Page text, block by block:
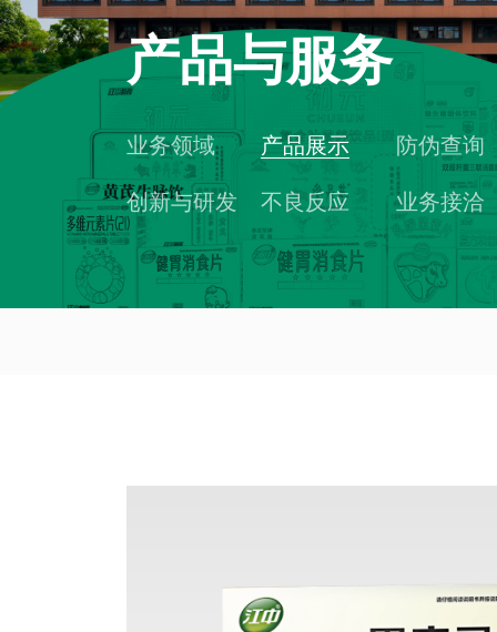
产品与服务
业务领域 产品展示 防伪查询
创新与研发 不良反应 业务接洽